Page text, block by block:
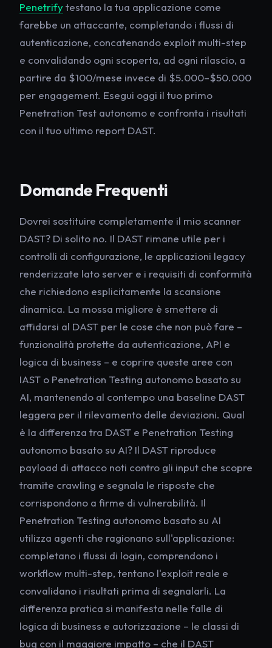
Penetrifytestano la tua applicazione come
farebbe un attaccante, completando i flussi di
autenticazione, concatenando exploit multi-step
e convalidando ogni scoperta, ad ogni rilascio, a
partire da $100/mese invece di $5.000–$50.000
per engagement. Esegui oggi il tuo primo
Penetration Test autonomo e confronta i risultati
con il tuo ultimo report DAST.
Domande Frequenti
Dovrei sostituire completamente il mio scanner
DAST? Di solito no. Il DAST rimane utile per i
controlli di configurazione, le applicazioni legacy
renderizzate lato server e i requisiti di conformità
che richiedono esplicitamente la scansione
dinamica. La mossa migliore è smettere di
affidarsi al DAST per le cose che non può fare –
funzionalità protette da autenticazione, API e
logica di business – e coprire queste aree con
IAST o Penetration Testing autonomo basato su
AI, mantenendo al contempo una baseline DAST
leggera per il rilevamento delle deviazioni. Qual
è la differenza tra DAST e Penetration Testing
autonomo basato su AI? Il DAST riproduce
payload di attacco noti contro gli input che scopre
tramite crawling e segnala le risposte che
corrispondono a firme di vulnerabilità. Il
Penetration Testing autonomo basato su AI
utilizza agenti che ragionano sull'applicazione:
completano i flussi di login, comprendono i
workflow multi-step, tentano l'exploit reale e
convalidano i risultati prima di segnalarli. La
differenza pratica si manifesta nelle falle di
logica di business e autorizzazione – le classi di
bug con il maggiore impatto – che il DAST